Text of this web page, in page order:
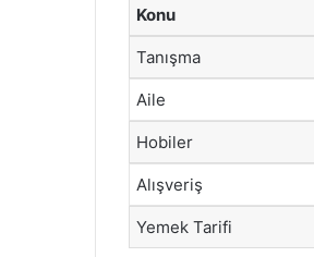
Konu
Tanışma
Aile
Hobiler
Alışveriş
Yemek Tarifi